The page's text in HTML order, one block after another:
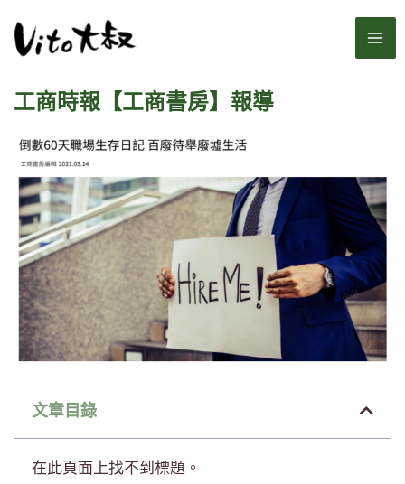
至
工商時報【工商書房】報導
文章目錄
在此頁面上找不到標題。